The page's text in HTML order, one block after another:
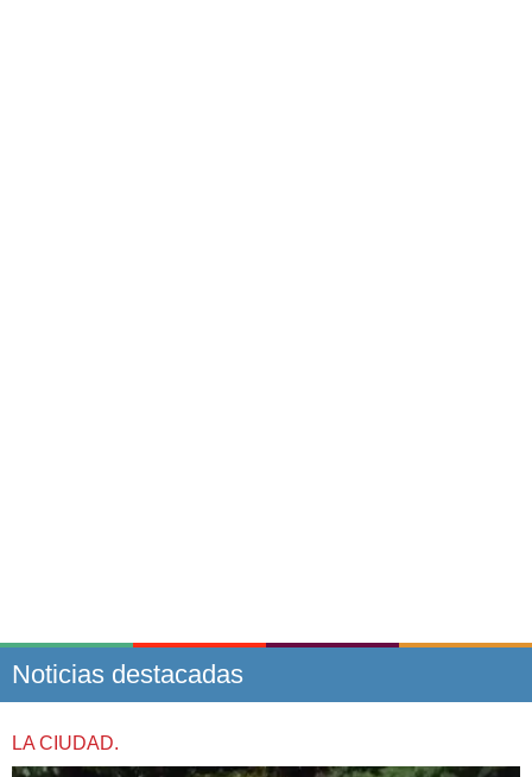
Noticias destacadas
LA CIUDAD.